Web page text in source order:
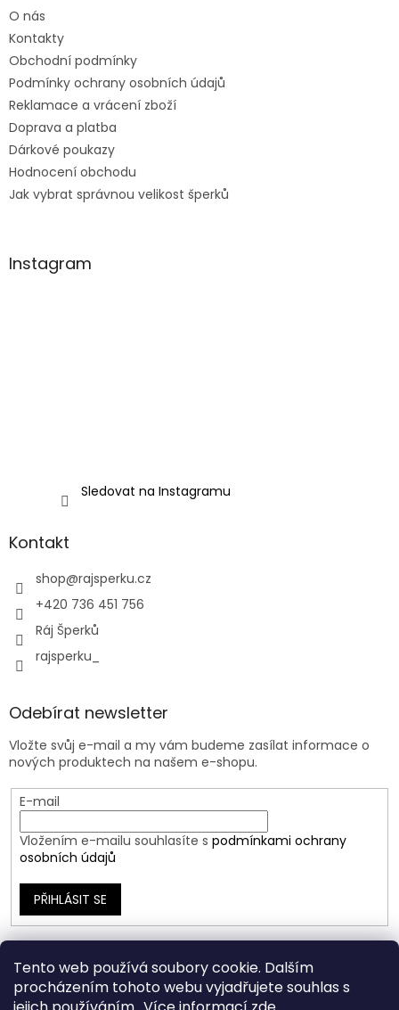
Tento web používá soubory cookie. Dalším
procházením tohoto webu vyjadřujete souhlas s
O nás
Kontakty
Obchodní podmínky
Podmínky ochrany osobních údajů
Reklamace a vrácení zboží
Doprava a platba
Dárkové poukazy
Hodnocení obchodu
Jak vybrat správnou velikost šperků
Instagram
Sledovat na Instagramu
Kontakt
shop@rajsperku.cz
+420 736 451 756
Ráj Šperků
rajsperku_
Odebírat newsletter
Vložte svůj e-mail a my vám budeme zasílat informace o
nových produktech na našem e-shopu.
E-mail
Vložením e-mailu souhlasíte s podmínkami ochrany
osobních údajů
PŘIHLÁSIT SE